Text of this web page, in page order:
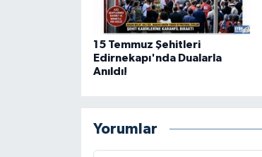
15 Temmuz Şehitleri
Edirnekapı'nda Dualarla
Anıldı!
Yorumlar